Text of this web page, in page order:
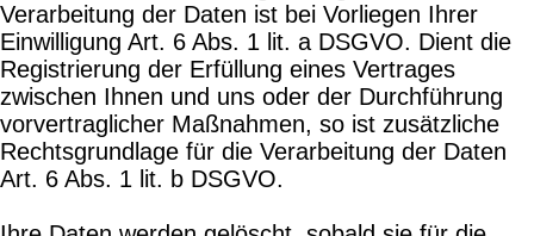
Verarbeitung der Daten ist bei Vorliegen Ihrer
Einwilligung Art. 6 Abs. 1 lit. a DSGVO. Dient die
Registrierung der Erfüllung eines Vertrages
zwischen Ihnen und uns oder der Durchführung
vorvertraglicher Maßnahmen, so ist zusätzliche
Rechtsgrundlage für die Verarbeitung der Daten
Art. 6 Abs. 1 lit. b DSGVO.